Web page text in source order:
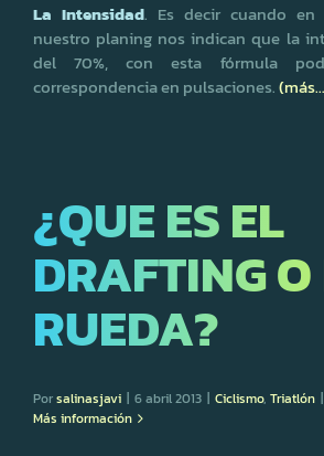
La Intensidad. Es decir cuando
nuestro planing nos indican que la
del 70%, con esta fórmula
correspondencia en pulsaciones.
¿QUE ES EL
DRAFTING
RUEDA?
Porsalinasjavi | 6 abril 2013 | Ciclismo, Triatlón |
Más información